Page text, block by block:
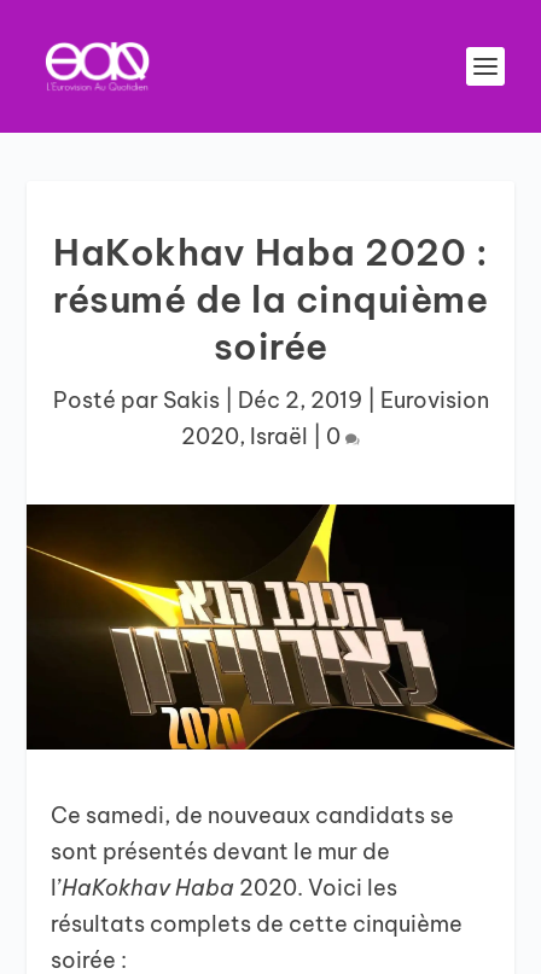
HaKokhav Haba 2020 :
résumé de la cinquième
soirée
Posté par Sakis| Déc 2, 2019
Eurovision
2020, Israël 0
Ce samedi, de nouveaux candidats se
sont présentés devant le mur de
l’HaKokhav Haba 2020. Voici les
résultats complets de cette cinquième
soirée :